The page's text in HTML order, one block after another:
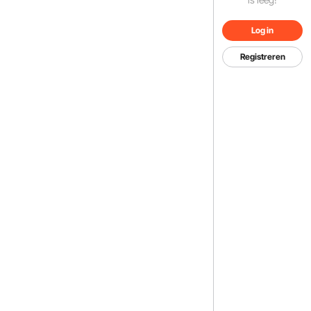
Log in
Registreren